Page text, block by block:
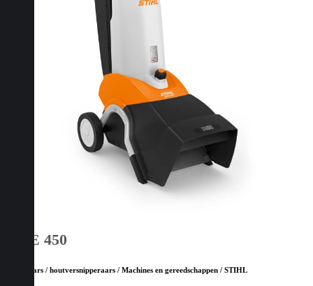
GHE 450
Hakselaars / houtversnipperaars / Machines en gereedschappen / STIHL